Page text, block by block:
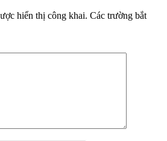
hiển thị công khai. Các trường bắt